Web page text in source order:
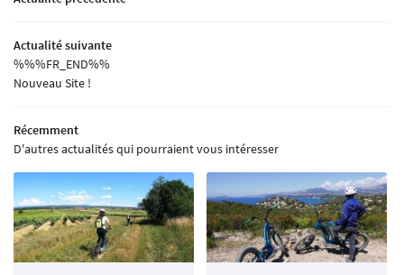
Actualité suivante
%%%FR_END%%
Nouveau Site !
Récemment
D'autres actualités qui pourraient vous intéresser